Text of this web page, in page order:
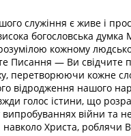
служіння є живе і
богословська
кожному
Писання — Ви свідчите
перетворюючи кожне
відродження нашого
голос істини, що
випробуваннях війни та
навколо Христа, роблячи